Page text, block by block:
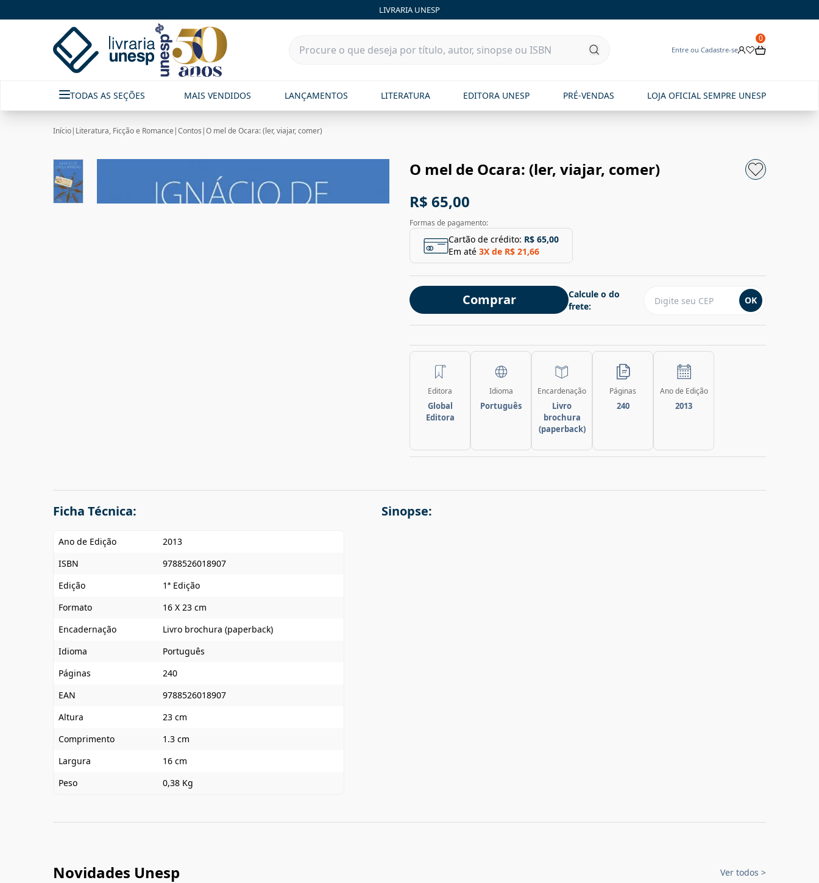
LIVRARIA UNESP
Entre ou Cadastre-se
0
TODAS AS SEÇÕES MAIS VENDIDOS LANÇAMENTOS LITERATURA EDITORA UNESP PRÉ-VENDAS LOJA OFICIAL SEMPRE UNESP
Início| Literatura, Ficção e Romance |Contos |O mel de Ocara: (ler, viajar, comer)
O mel de Ocara: (ler, viajar, comer)
R$ 65,00
Formas de pagamento:
Cartão de crédito: R$ 65,00
Em até 3X de R$ 21,66
Comprar
Calcule o do
frete:
OK
Editora
Global
Editora
Idioma
Português
Encardenação
Livro
brochura
(paperback)
Páginas
240
Ano de Edição
2013
Ficha Técnica:
Ano de Edição
2013
ISBN
9788526018907
Edição
1ª Edição
Formato
16 X 23 cm
Encadernação
Livro brochura (paperback)
Idioma
Português
Páginas
240
EAN
9788526018907
Altura
23 cm
Comprimento
1.3 cm
Largura
16 cm
Peso
0,38 Kg
Sinopse:
Novidades Unesp Ver todos >